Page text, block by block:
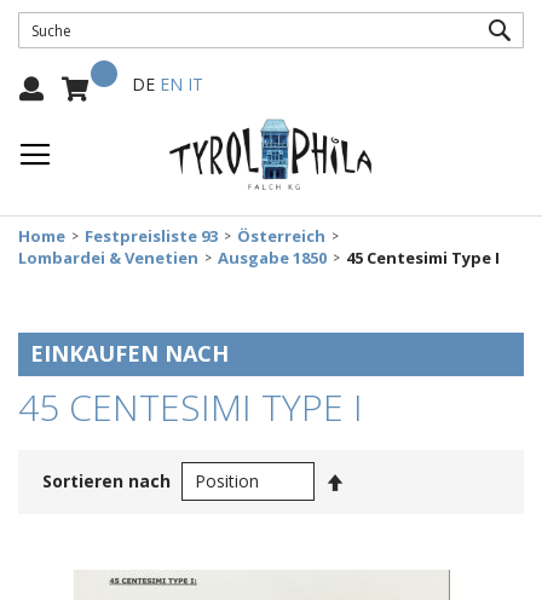
Mein Warenkorb
Select
DE EN IT
Home Festpreisliste 93
Österreich
Lombardei & Venetien
Ausgabe 1850 45 Centesimi Type I
45 CENTESIMI TYPE I
Sortieren nach
EINKAUFEN NACH